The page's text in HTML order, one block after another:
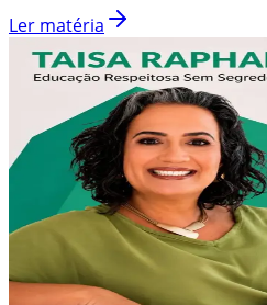
Ler matéria